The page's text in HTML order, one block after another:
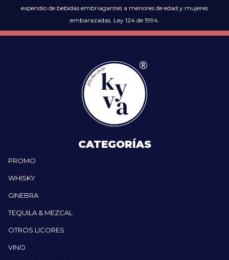
expendio de bebidas embriagantes a menores de edad y mujeres
embarazadas. Ley 124 de 1994.
CATEGORÍAS
PROMO
WHISKY
GINEBRA
TEQUILA & MEZCAL
OTROS LICORES
VINO